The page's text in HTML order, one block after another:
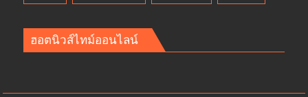
ฮอตนิวส์ไทม์ออนไลน์